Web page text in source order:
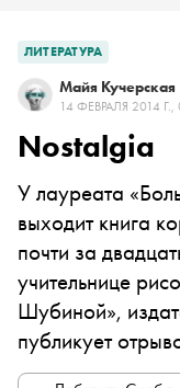
ЛИТЕРАТУРА
Майя Кучерская
14 ФЕВРАЛЯ 2014 Г.,
Nostalgia
У лауреата
выходит книга
почти за
учительнице
Шубиной»,
публикует